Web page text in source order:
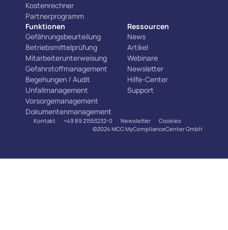
Kostenrechner
Partnerprogramm
Funktionen
Gefährungsbeurteilung
Betriebsmittelprüfung
Mitarbeiterunterweisung
Gefahrstoffmanagement
Begehungen / Audit
Unfallmanagement
Vorsorgemanagement
Dokumentenmanagement
Ressourcen
News
Artikel
Webinare
Newsletter
Hilfe-Center
Support
Kontakt +49 89 21553232-0 Newsletter
Cookies
©2024 MCC MyComplianceCenter GmbH